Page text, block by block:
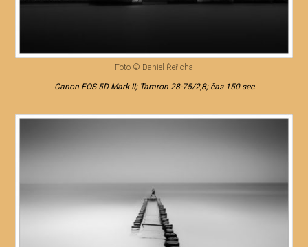
Foto © Daniel Řeřicha
Canon EOS 5D Mark II; Tamron 28-75/2,8; čas 150 sec